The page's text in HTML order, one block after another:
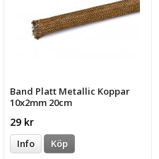
Band Platt Metallic Koppar
10x2mm 20cm
29 kr
Info Köp